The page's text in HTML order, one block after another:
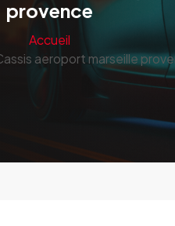
provence
Accueil
aeroport marseille